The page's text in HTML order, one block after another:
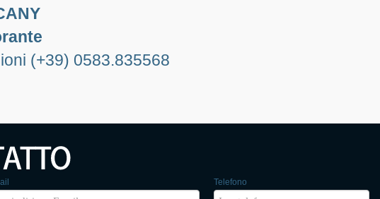
(+39) 0583.835568
Telefono